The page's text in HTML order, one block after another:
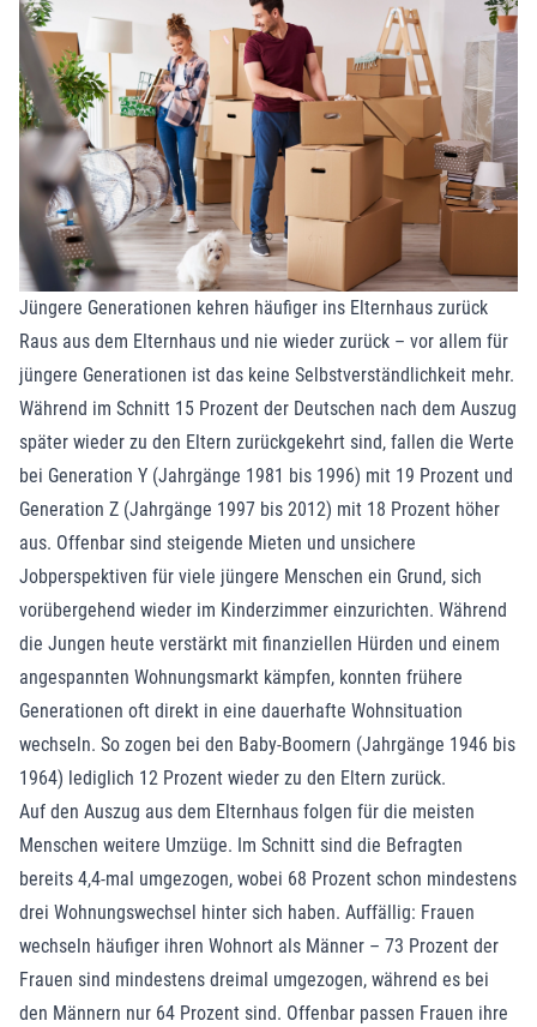
Jüngere Generationen kehren häufiger ins Elternhaus zurück
Raus aus dem Elternhaus und nie wieder zurück – vor allem für
jüngere Generationen ist das keine Selbstverständlichkeit mehr.
Während im Schnitt 15 Prozent der Deutschen nach dem Auszug
später wieder zu den Eltern zurückgekehrt sind, fallen die Werte
bei Generation Y (Jahrgänge 1981 bis 1996) mit 19 Prozent und
Generation Z (Jahrgänge 1997 bis 2012) mit 18 Prozent höher
aus. Offenbar sind steigende Mieten und unsichere
Jobperspektiven für viele jüngere Menschen ein Grund, sich
vorübergehend wieder im Kinderzimmer einzurichten. Während
die Jungen heute verstärkt mit finanziellen Hürden und einem
angespannten Wohnungsmarkt kämpfen, konnten frühere
Generationen oft direkt in eine dauerhafte Wohnsituation
wechseln. So zogen bei den Baby-Boomern (Jahrgänge 1946 bis
1964) lediglich 12 Prozent wieder zu den Eltern zurück.
Auf den Auszug aus dem Elternhaus folgen für die meisten
Menschen weitere Umzüge. Im Schnitt sind die Befragten
bereits 4,4-mal umgezogen, wobei 68 Prozent schon mindestens
drei Wohnungswechsel hinter sich haben. Auffällig: Frauen
wechseln häufiger ihren Wohnort als Männer – 73 Prozent der
Frauen sind mindestens dreimal umgezogen, während es bei
den Männern nur 64 Prozent sind. Offenbar passen Frauen ihre